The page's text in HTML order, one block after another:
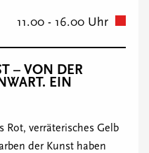
11.00 - 16.00 Uhr
– VON DER
EIN
Rot, verräterisches Gelb
der Kunst haben